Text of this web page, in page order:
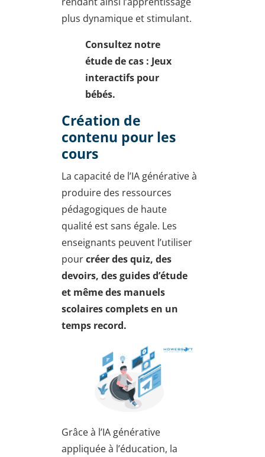
plus dynamique et stimulant.
Consultez notre
étude de cas : Jeux
interactifs pour
bébés.
Création de
contenu pour les
cours
La capacité de l’IA générative à
produire des ressources
pédagogiques de haute
qualité est sans égale. Les
enseignants peuvent l’utiliser
pourcréer des quiz, des
devoirs, des guides d’étude
et même des manuels
scolaires complets en un
temps record.
Grâce à l’IA générative
appliquée à l’éducation, la